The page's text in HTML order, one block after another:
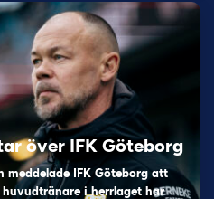
över IFK Göteborg
meddelade IFK Göteborg att
i herrlaget har